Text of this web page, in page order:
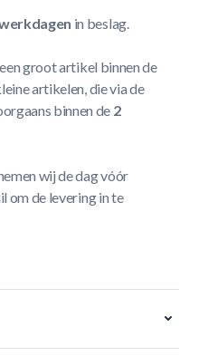
in beslag.
groot artikel binnen de
artikelen, die via de
binnen de 2
wij de dag vóór
om de levering in te